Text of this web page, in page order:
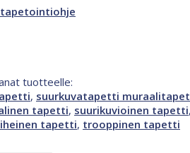
tuotteelle:
, suurkuvatapetti
tapetti, suurikuvioinen tapetti,
tapetti, trooppinen tapetti